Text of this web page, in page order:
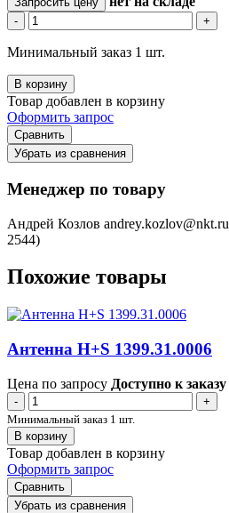
- +
Минимальный заказ 1 шт.
В корзину
Товар добавлен в корзину
Оформить запрос
Сравнить
Убрать из сравнения
Менеджер по товару
Андрей Козлов andrey.kozlov@nkt.ru
2544)
Похожие товары
Антенна H+S 1399.31.0006
Цена по запросу Доступно к заказу
-
+
Минимальный заказ 1 шт.
В корзину
Товар добавлен в корзину
Оформить запрос
Сравнить
Убрать из сравнения